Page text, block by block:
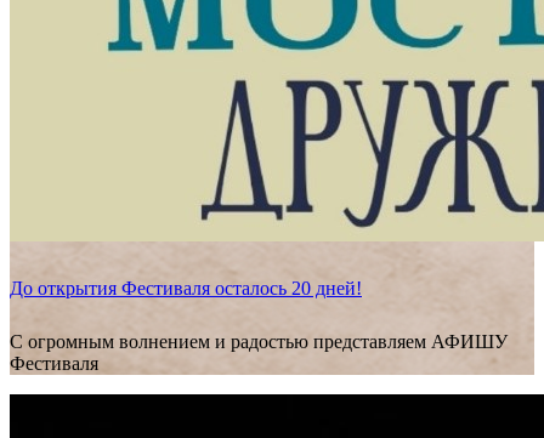
До открытия Фестиваля осталось 20 дней!
С огромным волнением и радостью представляем АФИШУ
Фестиваля